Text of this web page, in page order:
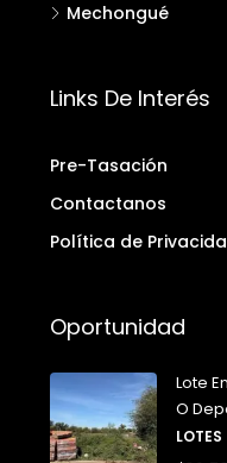
Mechongué
Links De Interés
Pre-Tasación
Contactanos
Política de
Oportunidad
Lote
O
LOTES